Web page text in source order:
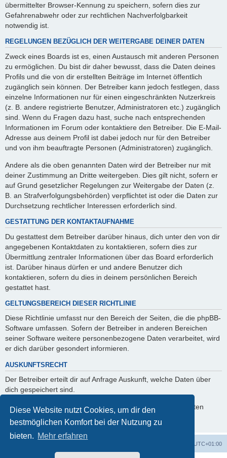
Diese Website nutzt Cookies, um dir den
bestmöglichen Komfort bei der Nutzung zu
bieten. Mehr erfahren
übermittelter Browser-Kennung zu speichern, sofern dies zur
Gefahrenabwehr oder zur rechtlichen Nachverfolgbarkeit
notwendig ist.
REGELUNGEN BEZÜGLICH DER WEITERGABE DEINER DATEN
Zweck eines Boards ist es, einen Austausch mit anderen Personen
zu ermöglichen. Du bist dir daher bewusst, dass die Daten deines
Profils und die von dir erstellten Beiträge im Internet öffentlich
zugänglich sein können. Der Betreiber kann jedoch festlegen, dass
einzelne Informationen nur für einen eingeschränkten Nutzerkreis
(z. B. andere registrierte Benutzer, Administratoren etc.) zugänglich
sind. Wenn du Fragen dazu hast, suche nach entsprechenden
Informationen im Forum oder kontaktiere den Betreiber. Die E-Mail-
Adresse aus deinem Profil ist dabei jedoch nur für den Betreiber
und von ihm beauftragte Personen (Administratoren) zugänglich.
Andere als die oben genannten Daten wird der Betreiber nur mit
deiner Zustimmung an Dritte weitergeben. Dies gilt nicht, sofern er
auf Grund gesetzlicher Regelungen zur Weitergabe der Daten (z.
B. an Strafverfolgungsbehörden) verpflichtet ist oder die Daten zur
Durchsetzung rechtlicher Interessen erforderlich sind.
GESTATTUNG DER KONTAKTAUFNAHME
Du gestattest dem Betreiber darüber hinaus, dich unter den von dir
angegebenen Kontaktdaten zu kontaktieren, sofern dies zur
Übermittlung zentraler Informationen über das Board erforderlich
ist. Darüber hinaus dürfen er und andere Benutzer dich
kontaktieren, sofern du dies in deinem persönlichen Bereich
gestattet hast.
GELTUNGSBEREICH DIESER RICHTLINIE
Diese Richtlinie umfasst nur den Bereich der Seiten, die die phpBB-
Software umfassen. Sofern der Betreiber in anderen Bereichen
seiner Software weitere personenbezogene Daten verarbeitet, wird
er dich darüber gesondert informieren.
AUSKUNFTSRECHT
Der Betreiber erteilt dir auf Anfrage Auskunft, welche Daten über
dich gespeichert sind.
Du kannst jederzeit die Löschung bzw. Sperrung deiner Daten
verlangen. Kontaktiere hierzu bitte den Betreiber.
UTC+01:00